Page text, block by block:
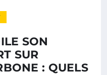
SON
SUR
: QUELS